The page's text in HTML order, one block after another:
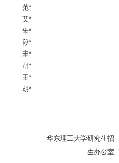
范*
艾*
朱*
段*
宋*
胡*
王*
胡*
华东理工大学研究生招
生办公室